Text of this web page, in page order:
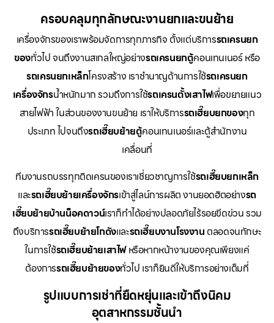
ครอบคลุมทุกลักษณะงานยกและขนย้าย
เครื่องจักรของเราพร้อมจัดการทุกภารกิจ ตั้งแต่บริการรถเครนยก
ของทั่วไป จนถึงงานสเกลใหญ่อย่างรถเครนยกตู้คอนเทนเนอร์ หรือ
รถเครนยกเหล็กโครงสร้าง เราชำนาญด้านการใช้รถเครนยก
เครื่องจักรน้ำหนักมาก รวมถึงการใช้รถเครนตั้งเสาไฟเพื่อขยายแนว
สายไฟฟ้า ในส่วนของงานขนย้าย เราให้บริการรถเฮี๊ยบยกของทุก
ประเภท ไปจนถึงรถเฮี๊ยบย้ายตู้คอนเทนเนอร์และตู้สำนักงาน
เคลื่อนที่
ทีมงานรถบรรทุกติดเครนของเราเชี่ยวชาญการใช้รถเฮี๊ยบยกเหล็ก
และรถเฮี๊ยบย้ายเครื่องจักรเข้าสู่ไลน์การผลิต งานยอดฮิตอย่างรถ
เฮี๊ยบย้ายบ้านน็อคดาวน์เราก็ทำได้อย่างปลอดภัยไร้รอยขีดข่วน รวม
ถึงบริการรถเฮี๊ยบย้ายโกดังและรถเฮี๊ยบงานโรงงาน ตลอดจนทักษะ
ในการใช้รถเฮี๊ยบย้ายเสาไฟหรือหากหน้างานของคุณเพียงแค่
ต้องการรถเฮี๊ยบย้ายของทั่วไป เราก็ยินดีให้บริการอย่างเต็มที่
รูปแบบการเช่าที่ยืดหยุ่นและเข้าถึงนิคม
อุตสาหกรรมชั้นนำ